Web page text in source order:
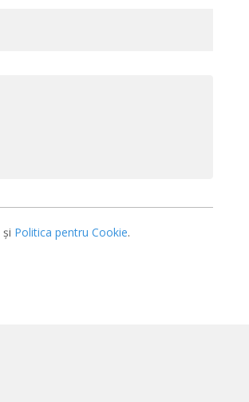
și Politica pentru Cookie.